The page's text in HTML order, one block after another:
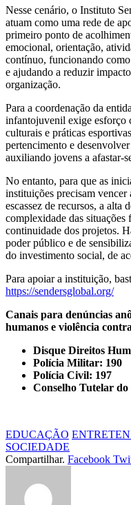
Nesse cenário, o Instituto
atuam como uma rede de
primeiro ponto de
emocional, orientação,
contínuo, funcionando
e ajudando a reduzir
organização.
Para a coordenação da
infantojuvenil exige esforço
culturais e práticas
pertencimento e
auxiliando jovens a afastar-
No entanto, para que as
instituições precisam vencer
escassez de recursos, a alta
complexidade das situações
continuidade dos projetos.
poder público e de
do investimento social, de
Para apoiar a instituição,
https://sendersglobal.org/
Canais para denúncias
humanos e violência
Disque Direitos
Polícia Militar: 190
Polícia Civil: 197
Conselho Tutelar
EDUCAÇÃO
SOCIEDADE
Compartilhar. Facebook